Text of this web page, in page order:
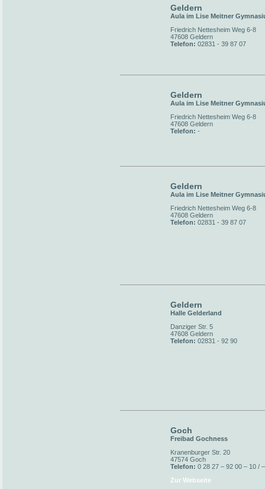
Geldern
Aula im Lise Meitner
Friedrich Nettesheim Weg 6-8
47608 Geldern
Telefon: 02831 - 39 87 07
Geldern
Aula im Lise Meitner
Friedrich Nettesheim Weg 6-8
47608 Geldern
Telefon: -
Geldern
Aula im Lise Meitner
Friedrich Nettesheim Weg 6-8
47608 Geldern
Telefon: 02831 - 39 87 07
Geldern
Halle Gelderland
Danziger Str. 5
47608 Geldern
Telefon: 02831 - 92 90
Goch
Freibad Gochness
Kranenburger Str. 20
47574 Goch
Telefon: 0 28 27 – 92 00 – 10 /
Zur Webseite